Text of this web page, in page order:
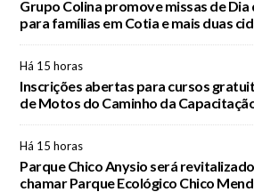
Grupo Colina promove missas de Dia
para famílias em Cotia e mais duas
Há 15 horas
Inscrições abertas para cursos
de Motos do Caminho da
Há 15 horas
Parque Chico Anysio será
chamar Parque Ecológico Chico